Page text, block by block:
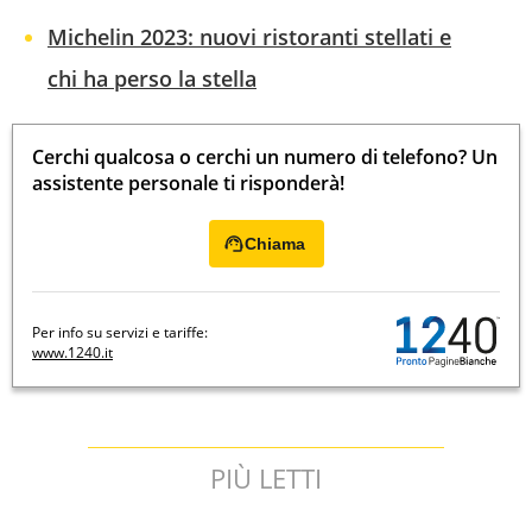
Michelin 2023: nuovi ristoranti stellati e
chi ha perso la stella
Cerchi qualcosa o cerchi un numero di telefono? Un
assistente personale ti risponderà!
Chiama
Per info su servizi e tariffe:
www.1240.it
PIÙ LETTI